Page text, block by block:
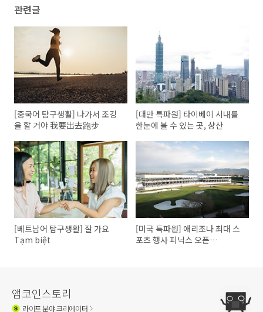
관련글
[중국어 탐구생활] 나가서 조깅
을 할 거야 我要出去跑步
[대만 특파원] 타이베이 시내를
한눈에 볼 수 있는 곳, 샹산
[베트남어 탐구생활] 잘 가요
Tạm biệt
[미국 특파원] 애리조나 최대 스
포츠 행사 피닉스 오픈
앰코인스토리
라이프분야 크리에이터